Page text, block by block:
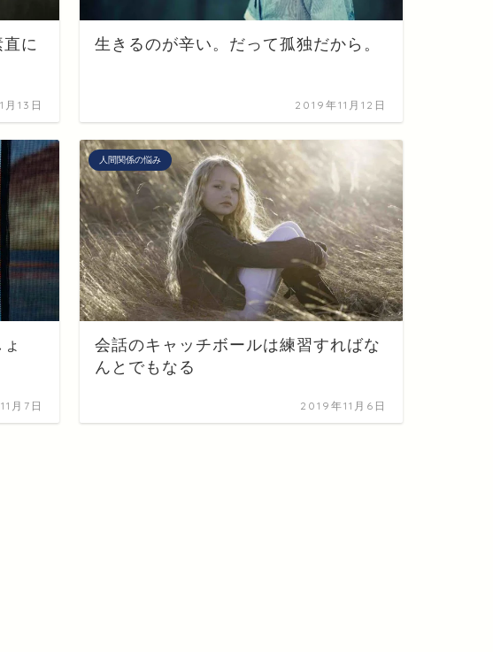
に
月13日
生きるのが辛い。だって孤独だから。
2019年11月12日
月7日
人間関係の悩み
会話のキャッチボールは練習すればな
んとでもなる
2019年11月6日